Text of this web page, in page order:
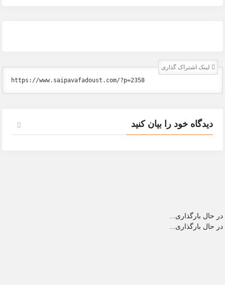
لینک اشتراک گذاری
دیدگاه خود را بیان کنید
در حال بارگذاری...
در حال بارگذاری...